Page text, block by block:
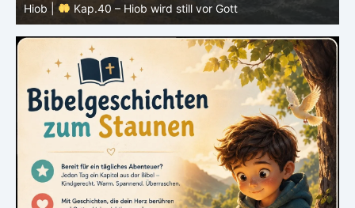
Hiob |
Kap.39 – Gott zeigt Hiob die wilden Tiere